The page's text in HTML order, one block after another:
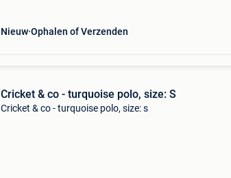
Nieuw Ophalen of Verzenden
Cricket & co - turquoise polo, size: S
Cricket & co - turquoise polo, size: s